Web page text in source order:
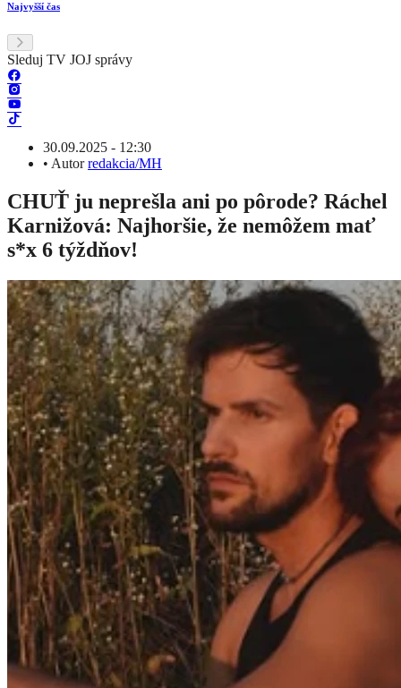
Najvyšší čas
Sleduj TV JOJ správy
30.09.2025 - 12:30
• Autorredakcia/MH
CHUŤ ju neprešla ani po pôrode? Ráchel
Karnižová: Najhoršie, že nemôžem mať
s*x 6 týždňov!